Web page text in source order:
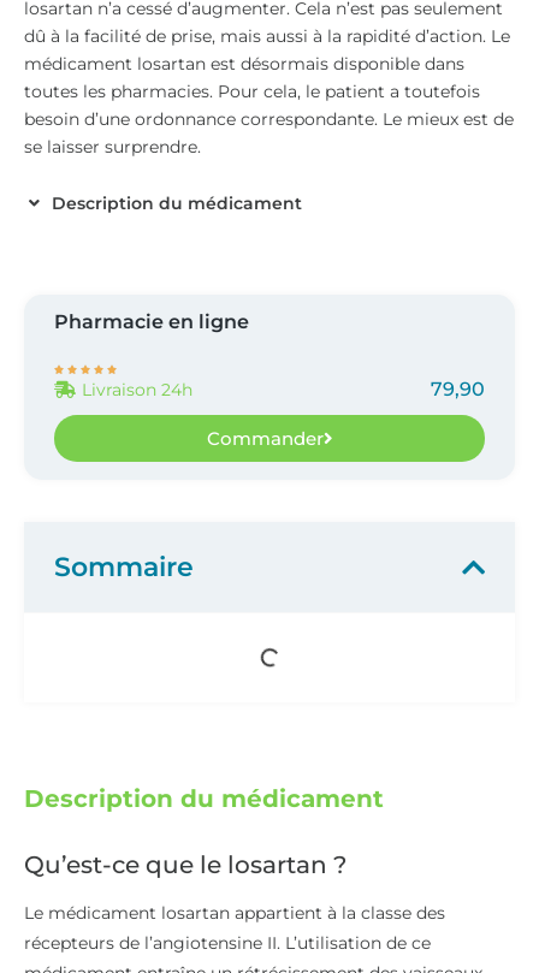
losartan n’a cessé d’augmenter. Cela n’est pas seulement
dû à la facilité de prise, mais aussi à la rapidité d’action. Le
médicament losartan est désormais disponible dans
toutes les pharmacies. Pour cela, le patient a toutefois
besoin d’une ordonnance correspondante. Le mieux est de
se laisser surprendre.
Description du médicament
Pharmacie en ligne
    
Livraison 24h 79,90
Commander
Description du médicament
Qu’est-ce que le losartan ?
Le médicament losartan appartient à la classe des
récepteurs de l’angiotensine II. L’utilisation de ce
Sommaire